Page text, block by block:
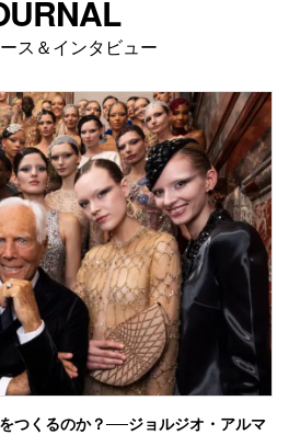
ス＆インタビュー
つくるのか？──ジョルジオ・アルマ